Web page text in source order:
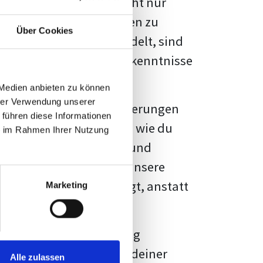
Über Cookies
anbieten zu können
Verwendung unserer
diese Informationen
Rahmen Ihrer Nutzung
Marketing
Alle zulassen
Fakten und Quellen zu
handelt, sind
und Erkenntnisse
vor diesen Herausforderungen
kannst, sondern auch, wie du
Formatierung und
Erwartungen, und unsere
Vorlage zeigt, anstatt
große Herausforderung
wird die Formatierung deiner